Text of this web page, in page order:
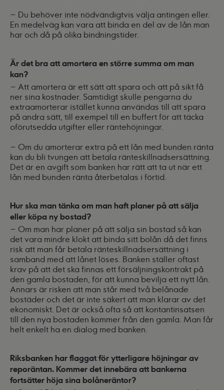
– Du behöver inte nödvändigtvis välja antingen eller.
En medelväg kan vara att binda en del av de lån man
har och då på olika bindningstider.
Är det bra att amortera en större summa om man
kan?
– Att amortera är ett sätt att spara och att på sikt få
ner sina kostnader. Samtidigt skulle pengarna du
extraamorterar istället kunna användas till att spara
på andra sätt, till exempel till en buffert för att täcka
oförutsedda utgifter eller räntehöjningar.
– Om du amorterar extra på ett lån med bunden ränta
kan du bli tvungen att betala ränteskillnadsersättning.
Det är en avgift som banken har rätt att ta ut när ett
lån med bunden ränta återbetalas i förtid.
Hur ska man tänka om man haft planer på att sälja
eller köpa ny bostad?
– Om man har planer på att sälja sin bostad så kan
det vara mindre klokt att binda sitt bolån då det finns
risk att man får betala ränteskillnadsersättning i
samband med att lånet löses. Banken ställer oftast
krav på att det ska finnas ett försäljningskontrakt på
den gamla bostaden, för att kunna bevilja ett nytt lån.
Annars är risken att man står med två belånade
bostäder och det är inte säkert att man klarar av det
ekonomiskt. Det är också ofta så att kontantinsatsen
till den nya bostaden kommer från den gamla. Man får
helt enkelt ha en dialog med banken.
Riksbanken har flaggat för ytterligare höjningar av
reporäntan. Kommer det innebära att bankerna
fortsätter höja sina bolåneräntor?